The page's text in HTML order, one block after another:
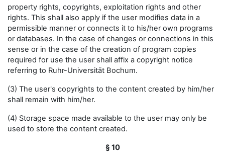
property rights, copyrights, exploitation rights and other
rights. This shall also apply if the user modifies data in a
permissible manner or connects it to his/her own programs
or databases. In the case of changes or connections in this
sense or in the case of the creation of program copies
required for use the user shall affix a copyright notice
referring to Ruhr-Universität Bochum.
(3) The user's copyrights to the content created by him/her
shall remain with him/her.
(4) Storage space made available to the user may only be
used to store the content created.
§ 10